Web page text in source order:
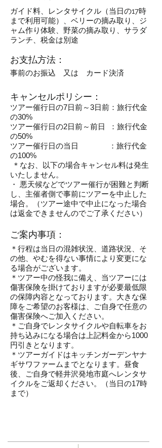
ガイド料、レンタサイクル（当日の17時
まで利用可能）、ベリーの摘み取り、ジ
ャム作り体験、野菜の摘み取り、サラダ
ランチ、税金は別途
お支払方法：
事前のお振込 又は カード決済
キャンセルポリシー：
ツアー催行日の7日前～3日前：旅行代金
の30%
ツアー催行日の2日前～前日 ：旅行代金
の50%
ツアー催行日の当日 ：旅行代金
の100%
＊なお、以下の場合キャンセル料は発生
いたしません。
・ 悪天候などでツアー催行が困難と判断
し、主催者側で事前にツアーを中止した
場合。（ツアー途中で中止になった場合
は返金できませんのでご了承ください）
​ご案内事項：
＊行程は当日の混雑状況、道路状況、そ
の他、やむを得ない事情により変更にな
る場合がございます。
＊ツアー中の怪我に備え、当ツアーには
傷害保険を掛けておりますが必要最低限
の保障内容となっております。大きな保
障をご希望のお客様は、ご自身で任意の
傷害保険へご加入ください。
＊ご自身でレンタサイクルや自転車をお
持ち込みになる場合は上記料金から1000
円引きとなります。
＊ツアーガイドはキッチンガーデンヤナ
ギサワファームまでとなります。昼食
後、ご自身で軽井沢発地市庭へレンタサ
イクルをご返却ください。（当日の17時
まで）